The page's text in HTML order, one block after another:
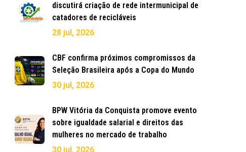
discutirá criação de rede intermunicipal de
catadores de recicláveis
28 jul, 2026
CBF confirma próximos compromissos da
Seleção Brasileira após a Copa do Mundo
30 jul, 2026
BPW Vitória da Conquista promove evento
sobre igualdade salarial e direitos das
mulheres no mercado de trabalho
30 jul, 2026